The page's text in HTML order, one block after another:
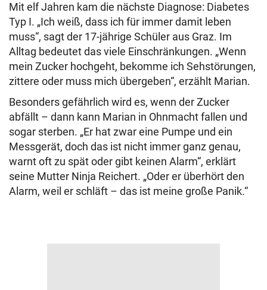
Mit elf Jahren kam die nächste Diagnose: Diabetes
Typ I. „Ich weiß, dass ich für immer damit leben
muss“, sagt der 17-jährige Schüler aus Graz. Im
Alltag bedeutet das viele Einschränkungen. „Wenn
mein Zucker hochgeht, bekomme ich Sehstörungen,
zittere oder muss mich übergeben“, erzählt Marian.
Besonders gefährlich wird es, wenn der Zucker
abfällt – dann kann Marian in Ohnmacht fallen und
sogar sterben. „Er hat zwar eine Pumpe und ein
Messgerät, doch das ist nicht immer ganz genau,
warnt oft zu spät oder gibt keinen Alarm“, erklärt
seine Mutter Ninja Reichert. „Oder er überhört den
Alarm, weil er schläft – das ist meine große Panik.“